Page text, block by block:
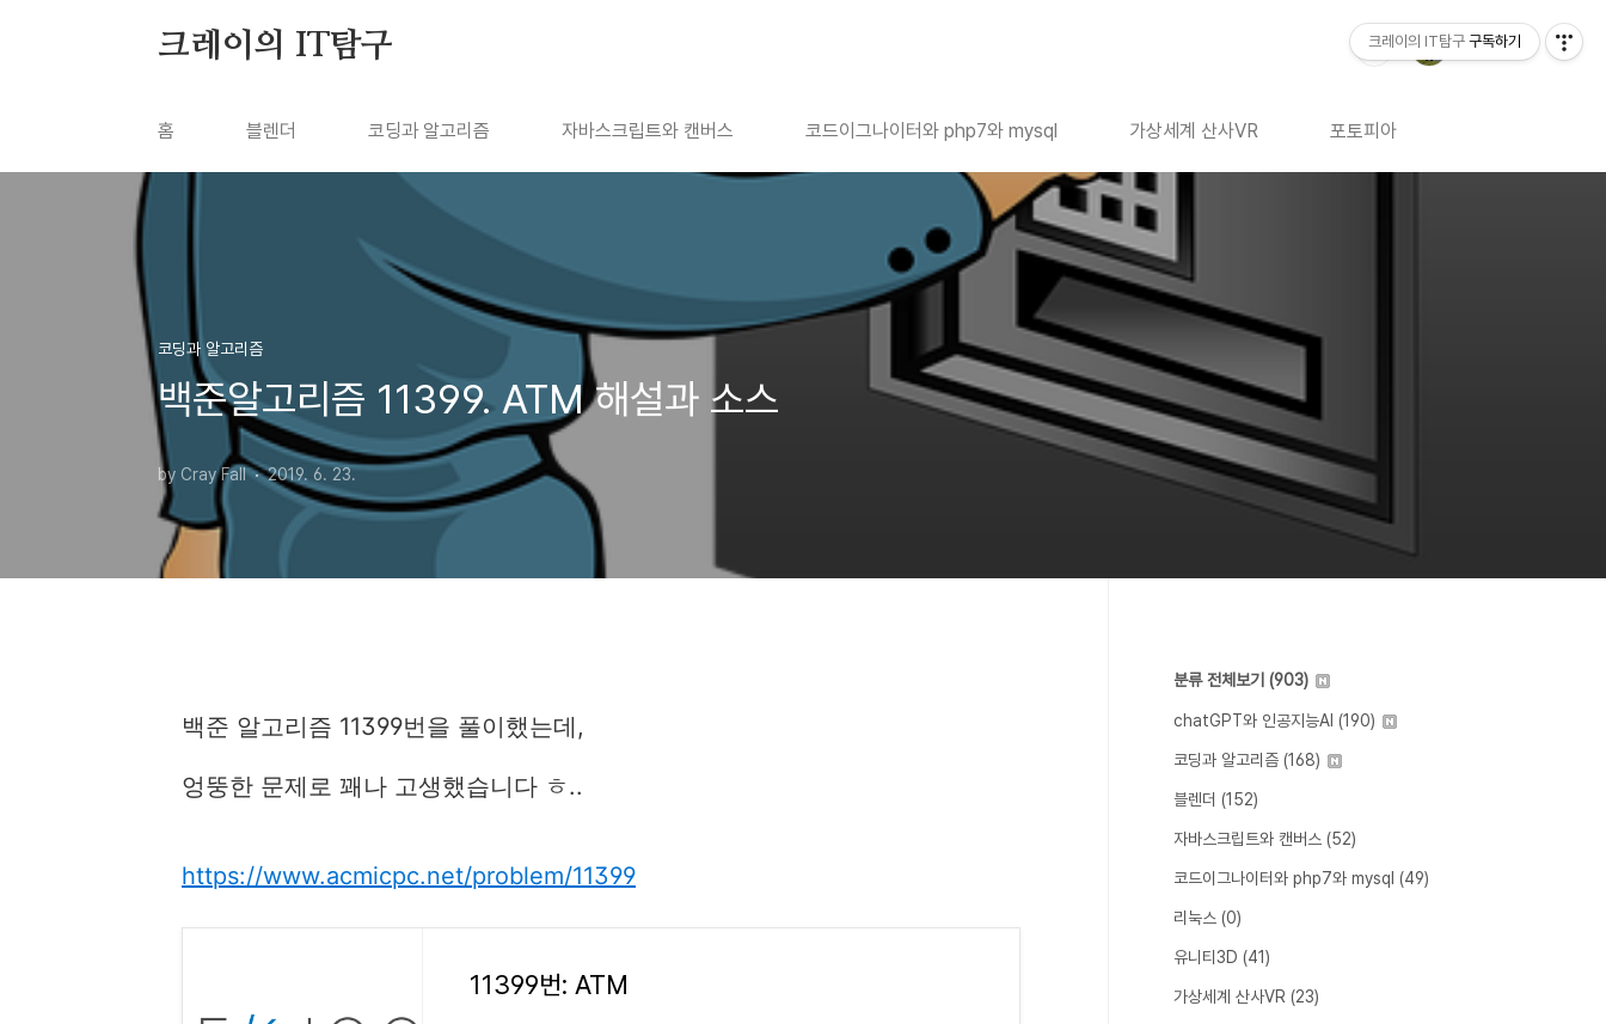
크레이의 IT탐구
홈 블렌더 코딩과 알고리즘 자바스크립트와 캔버스 코드이그나이터와 php7와 mysql 가상세계 산사VR 포토피아
코딩과 알고리즘
백준알고리즘 11399. ATM 해설과 소스
by Cray Fall 2019. 6. 23.
백준 알고리즘 11399번을 풀이했는데,
엉뚱한 문제로 꽤나 고생했습니다 ㅎ..
https://www.acmicpc.net/problem/11399
11399번: ATM
분류 전체보기 (903)
chatGPT와 인공지능AI (190)
코딩과 알고리즘 (168)
블렌더 (152)
자바스크립트와 캔버스 (52)
코드이그나이터와 php7와 mysql (49)
리눅스 (0)
유니티3D (41)
가상세계 산사VR (23)
크레이의 IT탐구 구독하기